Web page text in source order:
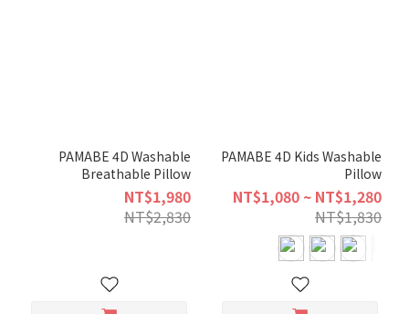
years
PAMABE 4D Washable
Breathable Pillow
NT$1,980
NT$2,830
PAMABE 4D Kids Washable
Pillow
NT$1,080 ~ NT$1,280
NT$1,830